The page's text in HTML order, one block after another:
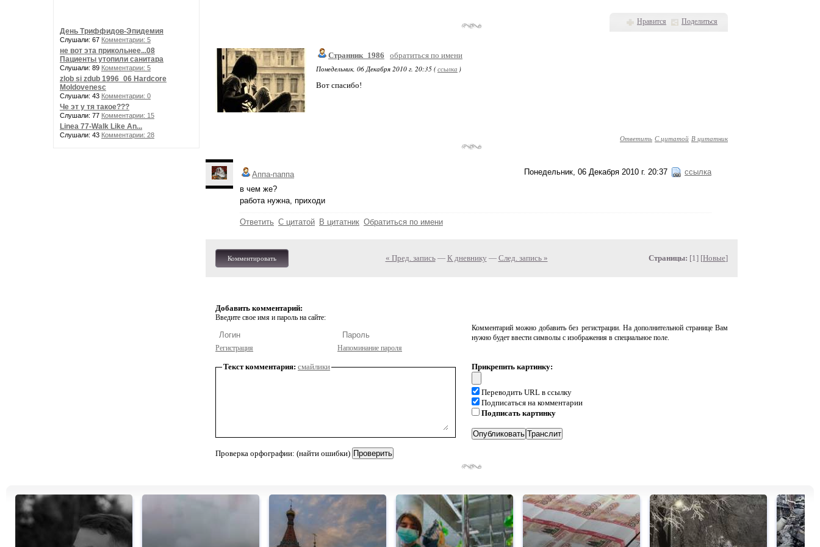
День Триффидов-Эпидемия
Слушали: 67 Комментарии: 5
не вот эта прикольнее...08
Пациенты утопили санитара
Слушали: 89 Комментарии: 5
zlob si zdub 1996_06 Hardcore
Moldovenesc
Слушали: 43 Комментарии: 0
Че эт у тя такое???
Слушали: 77 Комментарии: 15
Linea 77-Walk Like An...
Слушали: 43 Комментарии: 28
Нравится Поделиться
Странник_1986
обратиться по имени
Понедельник, 06 Декабря 2010 г. 20:35 (ссылка )
Вот спасибо!
Ответить С цитатой В цитатник
Понедельник, 06 Декабря 2010 г. 20:37 ссылка
Аппа-паппа
в чем же?
работа нужна, приходи
Ответить С цитатой В цитатник Обратиться по имени
Комментировать « Пред. запись— К дневнику — След. запись » Страницы: [1] [Новые]
Добавить комментарий:
Введите свое имя и пароль на сайте:
Регистрация Напоминание пароля
Комментарий можно добавить без регистрации. На дополнительной странице Вам
нужно будет ввести символы с изображения в специальное поле.
Текст комментария: смайлики
Проверка орфографии: (найти ошибки)
Прикрепить картинку:
Переводить URL в ссылку
Подписаться на комментарии
Подписать картинку